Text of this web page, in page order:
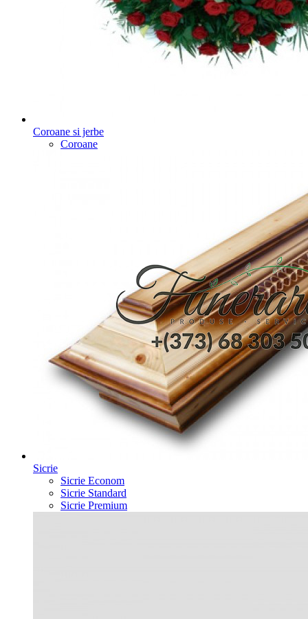
Coroane si jerbe
Coroane
Sicrie
Sicrie Econom
Sicrie Standard
Sicrie Premium